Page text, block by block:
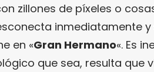
zillones de píxeles o
inmediatamente
en «Gran Hermano«. Es
que sea, resulta que